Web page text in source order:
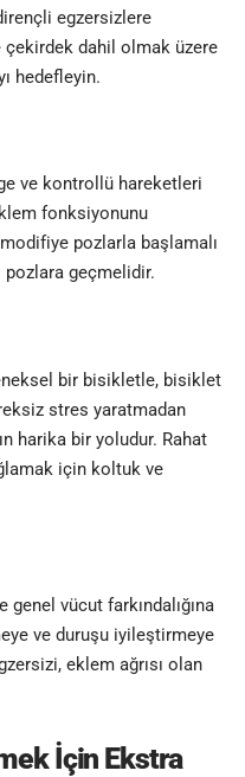
egzersizlere
çekirdek dahil olmak üzere
hedefleyin.
ve kontrollü hareketleri
fonksiyonunu
pozlarla başlamalı
pozlara geçmelidir.
bir bisikletle, bisiklet
stres yaratmadan
harika bir yoludur. Rahat
için koltuk ve
vücut farkındalığına
ve duruşu iyileştirmeye
eklem ağrısı olan
İçin Ekstra